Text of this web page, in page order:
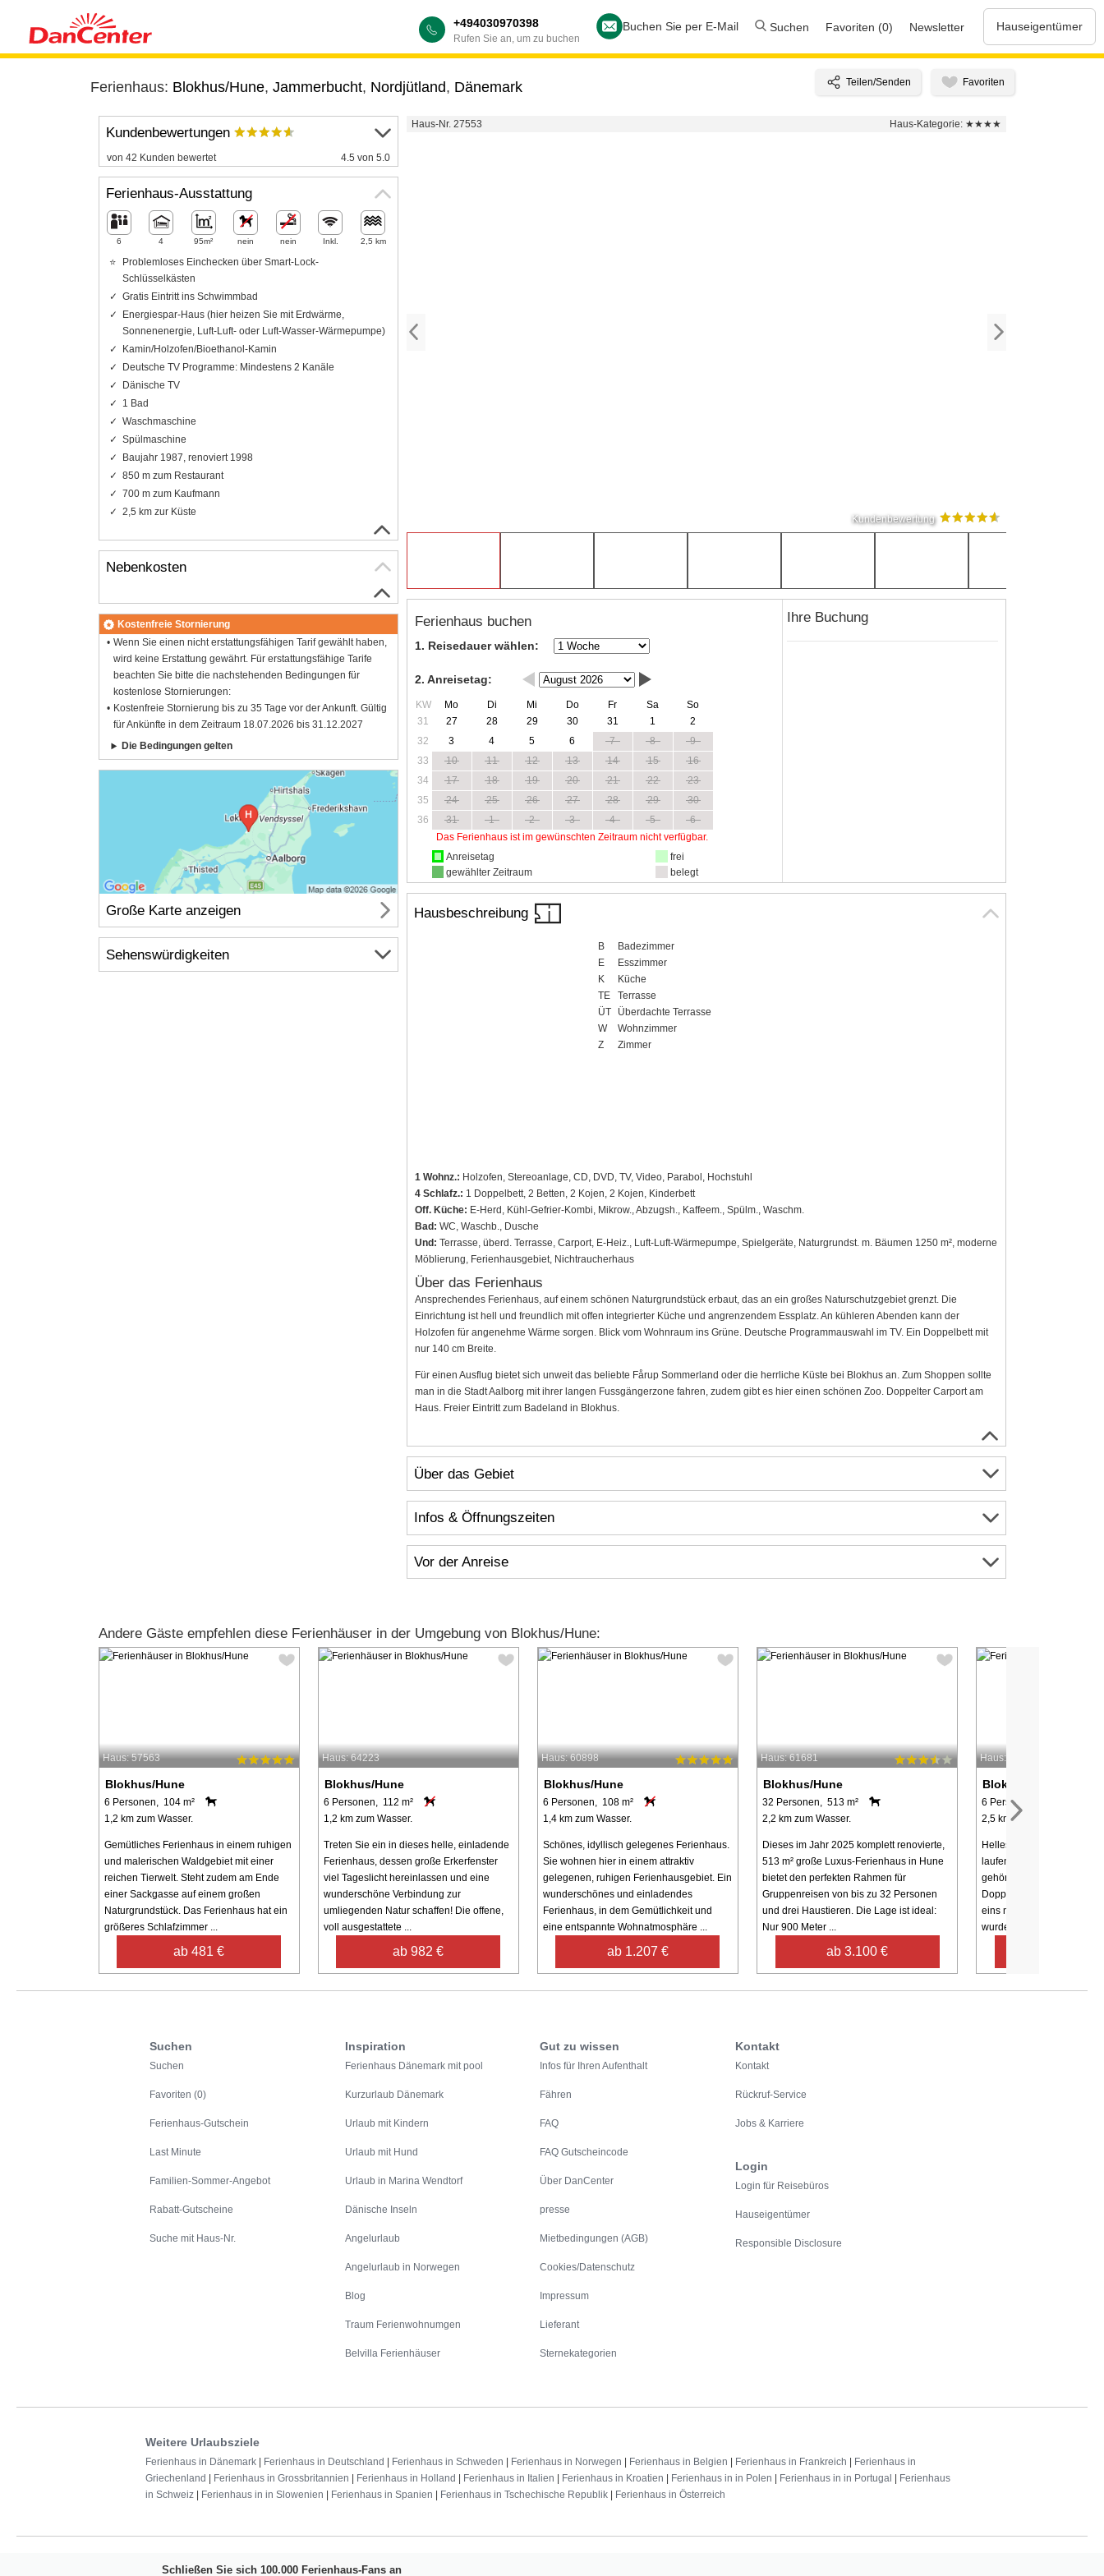
+494030970398
Rufen Sie an, um zu buchen
Buchen Sie per E-Mail Suchen Favoriten (0) Newsletter Hauseigentümer
Ferienhaus: Blokhus/Hune, Jammerbucht, Nordjütland, Dänemark
Haus-Nr. 27553 Haus-Kategorie: ★★★★
Kundenbewertung
Ferienhaus buchen
1. Reisedauer wählen:
2. Anreisetag:
KW Mo Di Mi Do Fr Sa
So
31
27 28 29 30 31 1
2
32
3 4 5 6 7 8
9
33
10 11 12 13 14 15
16
34
17 18 19 20 21 22
23
35
24 25 26 27 28 29
30
36
31 1 2 3 4 5
6
Das Ferienhaus ist im gewünschten Zeitraum nicht verfügbar.
Anreisetag
gewählter Zeitraum
frei
belegt
Ihre Buchung
Hausbeschreibung
B
Badezimmer
E
Esszimmer
K
Küche
TE
Terrasse
ÜT
Überdachte Terrasse
W
Wohnzimmer
Z
Zimmer
1 Wohnz.: Holzofen, Stereoanlage, CD, DVD, TV, Video, Parabol, Hochstuhl
4 Schlafz.: 1 Doppelbett, 2 Betten, 2 Kojen, 2 Kojen, Kinderbett
Off. Küche: E-Herd, Kühl-Gefrier-Kombi, Mikrow., Abzugsh., Kaffeem., Spülm., Waschm.
Bad: WC, Waschb., Dusche
Und: Terrasse, überd. Terrasse, Carport, E-Heiz., Luft-Luft-Wärmepumpe, Spielgeräte, Naturgrundst. m. Bäumen 1250 m², moderne
Möblierung, Ferienhausgebiet, Nichtraucherhaus
Über das Ferienhaus
Ansprechendes Ferienhaus, auf einem schönen Naturgrundstück erbaut, das an ein großes Naturschutzgebiet grenzt. Die
Einrichtung ist hell und freundlich mit offen integrierter Küche und angrenzendem Essplatz. An kühleren Abenden kann der
Holzofen für angenehme Wärme sorgen. Blick vom Wohnraum ins Grüne. Deutsche Programmauswahl im TV. Ein Doppelbett mit
nur 140 cm Breite.
Für einen Ausflug bietet sich unweit das beliebte Fårup Sommerland oder die herrliche Küste bei Blokhus an. Zum Shoppen sollte
man in die Stadt Aalborg mit ihrer langen Fussgängerzone fahren, zudem gibt es hier einen schönen Zoo. Doppelter Carport am
Haus. Freier Eintritt zum Badeland in Blokhus.
Über das Gebiet
Infos & Öffnungszeiten
Vor der Anreise
Kundenbewertungen
von 42 Kunden bewertet 4.5 von 5.0
Ferienhaus-Ausstattung
6 4 95m² nein nein Inkl. 2,5 km
Problemloses Einchecken über Smart-Lock-
Schlüsselkästen
Gratis Eintritt ins Schwimmbad
Energiespar-Haus (hier heizen Sie mit Erdwärme,
Sonnenenergie, Luft-Luft- oder Luft-Wasser-Wärmepumpe)
Kamin/Holzofen/Bioethanol-Kamin
Deutsche TV Programme: Mindestens 2 Kanäle
Dänische TV
1 Bad
Waschmaschine
Spülmaschine
Baujahr 1987, renoviert 1998
850 m zum Restaurant
700 m zum Kaufmann
2,5 km zur Küste
Nebenkosten
Kostenfreie Stornierung
Wenn Sie einen nicht erstattungsfähigen Tarif gewählt haben,
wird keine Erstattung gewährt. Für erstattungsfähige Tarife
beachten Sie bitte die nachstehenden Bedingungen für
kostenlose Stornierungen:
Kostenfreie Stornierung bis zu 35 Tage vor der Ankunft. Gültig
für Ankünfte in dem Zeitraum 18.07.2026 bis 31.12.2027
Die Bedingungen gelten
Große Karte anzeigen
Sehenswürdigkeiten
Andere Gäste empfehlen diese Ferienhäuser in der Umgebung von Blokhus/Hune:
Haus: 57563
Blokhus/Hune
6 Personen, 104 m²
1,2 km zum Wasser.
Gemütliches Ferienhaus in einem ruhigen
und malerischen Waldgebiet mit einer
reichen Tierwelt. Steht zudem am Ende
einer Sackgasse auf einem großen
Naturgrundstück. Das Ferienhaus hat ein
größeres Schlafzimmer ...
ab 481 €
Haus: 64223
Blokhus/Hune
6 Personen, 112 m²
1,2 km zum Wasser.
Treten Sie ein in dieses helle, einladende
Ferienhaus, dessen große Erkerfenster
viel Tageslicht hereinlassen und eine
wunderschöne Verbindung zur
umliegenden Natur schaffen! Die offene,
voll ausgestattete ...
ab 982 €
Haus: 60898
Blokhus/Hune
6 Personen, 108 m²
1,4 km zum Wasser.
Schönes, idyllisch gelegenes Ferienhaus.
Sie wohnen hier in einem attraktiv
gelegenen, ruhigen Ferienhausgebiet. Ein
wunderschönes und einladendes
Ferienhaus, in dem Gemütlichkeit und
eine entspannte Wohnatmosphäre ...
ab 1.207 €
Haus: 61681
Blokhus/Hune
32 Personen, 513 m²
2,2 km zum Wasser.
Dieses im Jahr 2025 komplett renovierte,
513 m² große Luxus-Ferienhaus in Hune
bietet den perfekten Rahmen für
Gruppenreisen von bis zu 32 Personen
und drei Haustieren. Die Lage ist ideal:
Nur 900 Meter ...
ab 3.100 €
Haus: 42690
Blokhus/Hune
6 Personen, 65 m²
2,5 km zum Wasser.
Helles, 1985 gebautes
laufend modernisiert
gehören drei
Doppelbett, eins mit
eins mit zwei einzelnen
wurde ...
Suchen
Suchen
Favoriten (0)
Ferienhaus-Gutschein
Last Minute
Familien-Sommer-Angebot
Rabatt-Gutscheine
Suche mit Haus-Nr.
Inspiration
Ferienhaus Dänemark mit pool
Kurzurlaub Dänemark
Urlaub mit Kindern
Urlaub mit Hund
Urlaub in Marina Wendtorf
Dänische Inseln
Angelurlaub
Angelurlaub in Norwegen
Blog
Traum Ferienwohnumgen
Belvilla Ferienhäuser
Gut zu wissen
Infos für Ihren Aufenthalt
Fähren
FAQ
FAQ Gutscheincode
Über DanCenter
presse
Mietbedingungen (AGB)
Cookies/Datenschutz
Impressum
Lieferant
Sternekategorien
Kontakt
Kontakt
Rückruf-Service
Jobs & Karriere
Login
Login für Reisebüros
Hauseigentümer
Responsible Disclosure
Weitere Urlaubsziele
Ferienhaus in Dänemark | Ferienhaus in Deutschland | Ferienhaus in Schweden | Ferienhaus in Norwegen | Ferienhaus in Belgien | Ferienhaus in Frankreich | Ferienhaus in
Griechenland | Ferienhaus in Grossbritannien | Ferienhaus in Holland | Ferienhaus in Italien | Ferienhaus in Kroatien | Ferienhaus in in Polen | Ferienhaus in in Portugal | Ferienhaus
in Schweiz | Ferienhaus in in Slowenien | Ferienhaus in Spanien | Ferienhaus in Tschechische Republik | Ferienhaus in Österreich
Schließen Sie sich 100.000 Ferienhaus-Fans an